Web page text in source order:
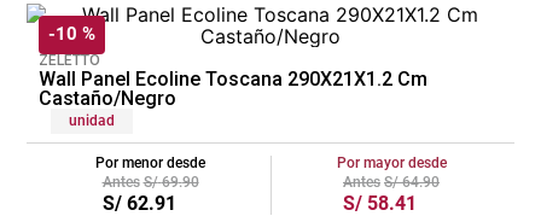
-10 %
ZELETTO
Wall Panel Ecoline Toscana 290X21X1.2 Cm
Castaño/Negro
unidad
Por menor desde
S/ 69.90
S/ 62.91
Por mayor desde
S/ 64.90
S/ 58.41
espuma
tela
piso